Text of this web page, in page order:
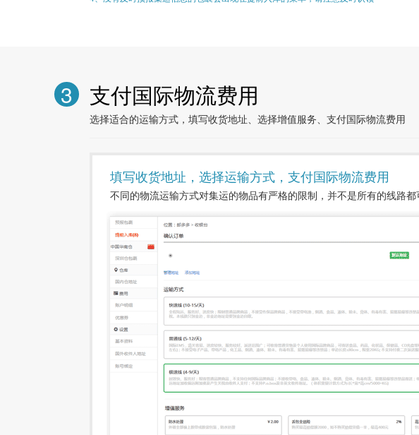
3 支付国际物流费用
选择适合的运输方式，填写收货地址、选择增值服务、支付国际物流费用
填写收货地址，选择运输方式，支付国际物流费用
不同的物流运输方式对集运的物品有严格的限制，并不是所有的线路